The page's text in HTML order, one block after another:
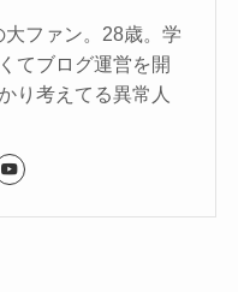
ファン。28歳。学
てブログ運営を開
り考えてる異常人